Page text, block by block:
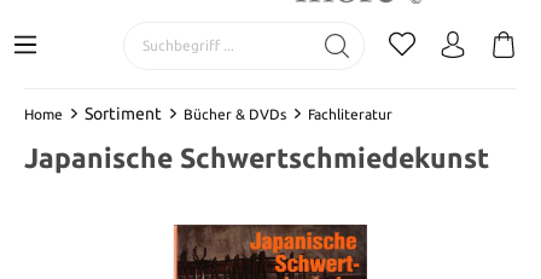
Home Sortiment Bücher & DVDs Fachliteratur
Japanische Schwertschmiedekunst